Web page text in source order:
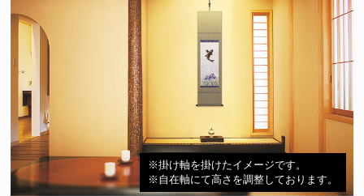
※掛け軸を掛けたイメージです。
※自在軸にて高さを調整しております。